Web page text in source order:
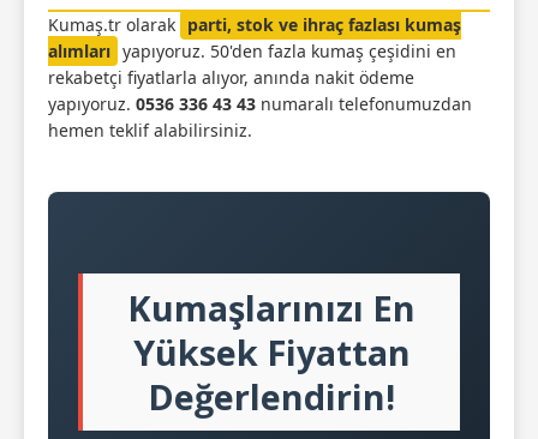
Kumaş.tr olarak parti, stok ve ihraç fazlası kumaş
alımları yapıyoruz. 50'den fazla kumaş çeşidini en
rekabetçi fiyatlarla alıyor, anında nakit ödeme
yapıyoruz. 0536 336 43 43 numaralı telefonumuzdan
hemen teklif alabilirsiniz.
Kumaşlarınızı En
Yüksek Fiyattan
Değerlendirin!